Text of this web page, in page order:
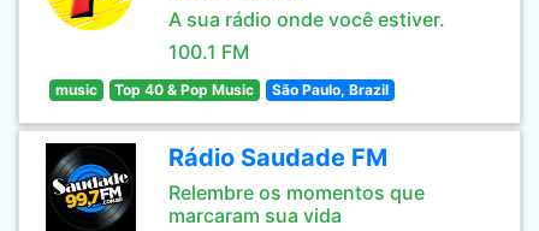
A sua rádio onde você estiver.
100.1 FM
music Top 40 & Pop Music São Paulo, Brazil
Rádio Saudade FM
Relembre os momentos que
marcaram sua vida